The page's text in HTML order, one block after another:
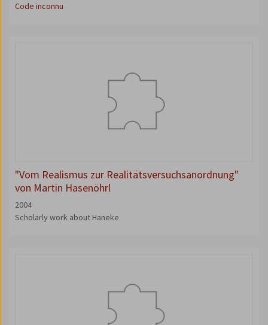
Code inconnu
"Vom Realismus zur Realitätsversuchsanordnung"
von Martin Hasenöhrl
2004
Scholarly work about Haneke